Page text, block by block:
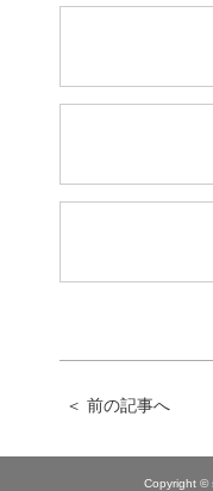
＜ 前の記事へ
Copyright ©